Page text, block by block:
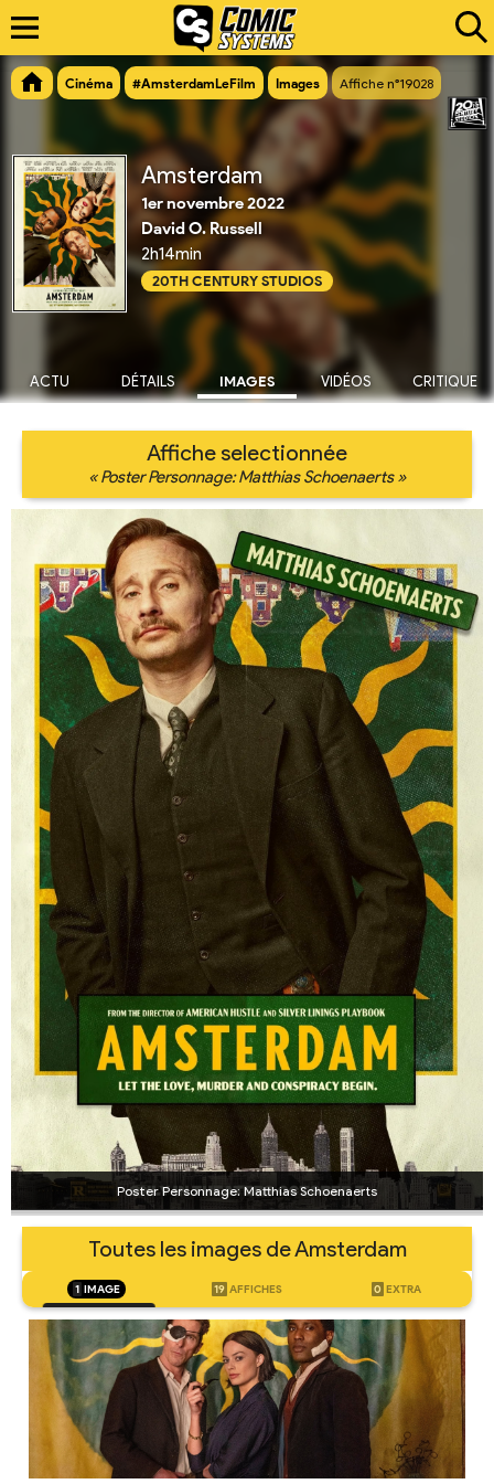
Cinéma #AmsterdamLeFilm Images Affiche n°19028
Amsterdam
1er novembre 2022
David O. Russell
2h14min
20TH CENTURY STUDIOS
ACTU DÉTAILS IMAGES VIDÉOS CRITIQUE
Affiche selectionnée
« Poster Personnage: Matthias Schoenaerts »
Poster Personnage: Matthias Schoenaerts
Toutes les images de Amsterdam
1 IMAGE 19 AFFICHES 0 EXTRA